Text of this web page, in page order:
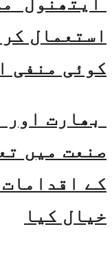
استعمال
کوئی منفی
بھارت
صنعت میں
کے
خیال کیا